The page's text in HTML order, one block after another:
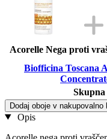
Acorelle Nega proti
Biofficina Toscana
Skupna
Dodaj oboje v nakupovalno
Opis